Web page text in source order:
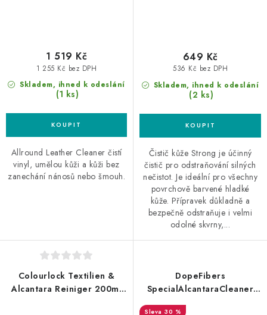
Skladem, ihned k odeslání
(1 ks)
1 255 Kč bez DPH
1 519 Kč
Allround Leather Cleaner čistí
vinyl, umělou kůži a kůži bez
zanechání nánosů nebo šmouh.
Skladem, ihned k odeslání
(2 ks)
536 Kč bez DPH
649 Kč
Čistič kůže Strong je účinný
čistič pro odstraňování silných
nečistot. Je ideální pro všechny
povrchově barvené hladké
kůže. Přípravek důkladně a
bezpečně odstraňuje i velmi
odolné skvrny,...
Colourlock Textilien &
Alcantara Reiniger 200ml
DopeFibers
SpecialAlcantaraCleaner
500ml čistič alcantary
30 %